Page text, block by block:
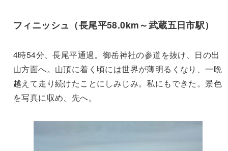
フィニッシュ（長尾平58.0km～武蔵五日市駅）
4時54分、長尾平通過。御岳神社の参道を抜け、日の出
山方面へ。山頂に着く頃には世界が薄明るくなり、一晩
越えて走り続けたことにしみじみ。私にもできた。景色
を写真に収め、先へ。